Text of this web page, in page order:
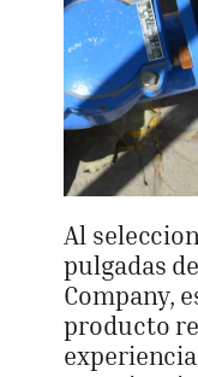
Al
pulgadas
Company,
producto